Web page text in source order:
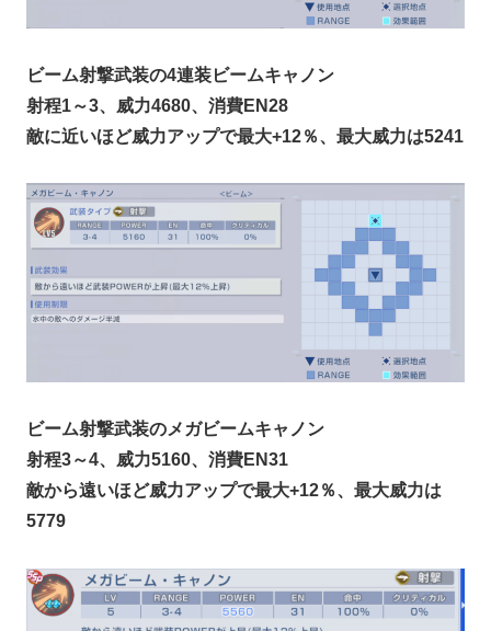
ビーム射撃武装の4連装ビームキャノン
射程1～3、威力4680、消費EN28
敵に近いほど威力アップで最大+12％、最大威力は5241
ビーム射撃武装のメガビームキャノン
射程3～4、威力5160、消費EN31
敵から遠いほど威力アップで最大+12％、最大威力は
5779